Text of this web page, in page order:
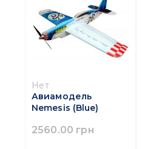
Нет
Авиамодель
Nemesis (Blue)
2560.00 грн